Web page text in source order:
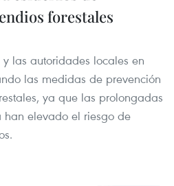
forestales
y las autoridades locales en
las medidas de prevención
ya que las prolongadas
elevado el riesgo de